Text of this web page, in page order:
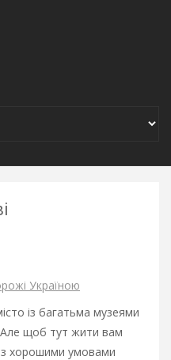
Україною
із багатьма музеями
Але щоб тут жити вам
хорошими умовами